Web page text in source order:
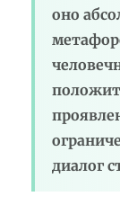
оно
диалог